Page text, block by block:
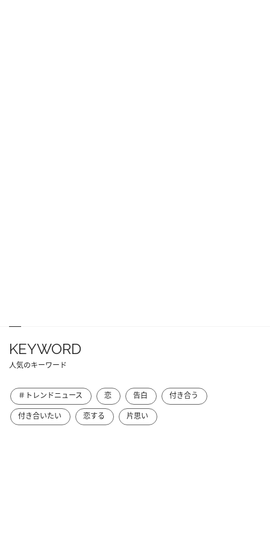
KEYWORD
人気のキーワード
＃トレンドニュース 恋 告白
付き合う
付き合いたい
恋する 片思い